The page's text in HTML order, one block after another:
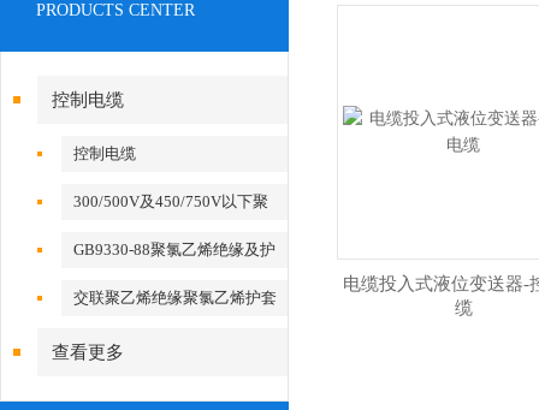
PRODUCTS CENTER
控制电缆
控制电缆
KVV,KVVR,KVVRP,KVV22,KVV32,KVVP2-
300/500V及450/750V以下聚
氯乙烯绝缘（屏蔽）电缆（电
GB9330-88聚氯乙烯绝缘及护
套控制电缆
交联聚乙烯绝缘聚氯乙烯护套
查看更多
电缆投入式液位变送器-
缆